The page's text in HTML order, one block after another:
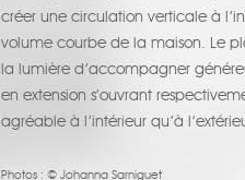
créer une circulation verticale à
volume courbe de la maison. Le
la lumière d’accompagner
en extension s’ouvrant
agréable à l’intérieur qu’à
Photos : © Johanna Sarniguet